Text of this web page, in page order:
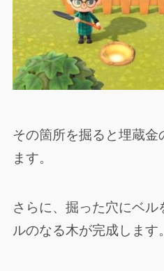
その箇所を掘ると埋蔵金
ます。
さらに、掘った穴にベ
ルのなる木が完成します。